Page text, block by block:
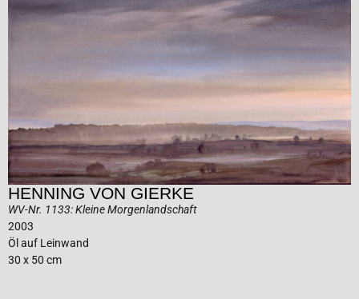
HENNING VON GIERKE
WV-Nr. 1133: Kleine Morgenlandschaft
2003
Öl auf Leinwand
30 x 50 cm